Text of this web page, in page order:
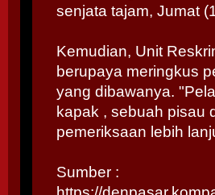
senjata tajam, Jumat
Kemudian, Unit
berupaya meringkus
yang dibawanya.
kapak , sebuah pisau
pemeriksaan lebih
Sumber :